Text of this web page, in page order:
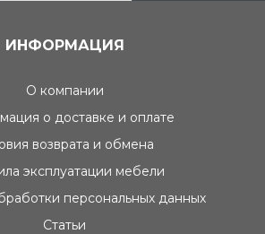
ИНФОРМАЦИЯ
О компании
о доставке и оплате
возврата и обмена
эксплуатации мебели
персональных данных
Статьи